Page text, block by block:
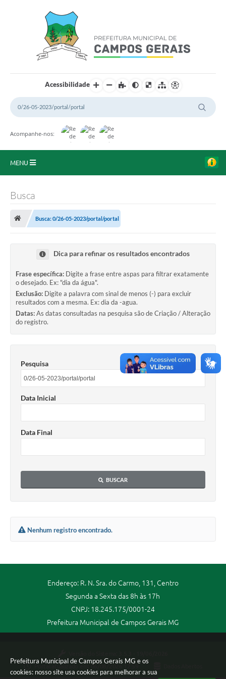
Prefeitura Municipal de Campos Gerais MG e os
cookies: nosso site usa cookies para melhorar a sua
Acessibilidade
Acompanhe-nos:
MENU
A Prefeitura
Portal da Transparência
Mais
Busca
Busca: 0/26-05-2023/portal/portal
Dica para refinar os resultados encontrados
Frase específica: Digite a frase entre aspas para filtrar exatamente
o desejado. Ex: "dia da água".
Exclusão: Digite a palavra com sinal de menos (-) para excluir
resultados com a mesma. Ex: dia da -agua.
Datas:As datas consultadas na pesquisa são de Criação / Alteração
do registro.
Pesquisa
Data Inicial
Data Final
BUSCAR
Nenhum registro encontrado.
Endereço: R. N. Sra. do Carmo, 131, Centro
Segunda a Sexta das 8h às 17h
CNPJ: 18.245.175/0001-24
Prefeitura Municipal de Campos Gerais MG
Portal atualizado em:
06/08/2026 12:59